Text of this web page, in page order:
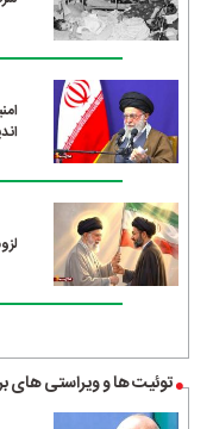
توئیت ها و ویراستی های